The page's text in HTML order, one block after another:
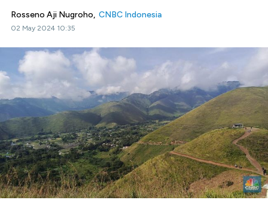
Rosseno Aji Nugroho, CNBC Indonesia
02 May 2024 10:35